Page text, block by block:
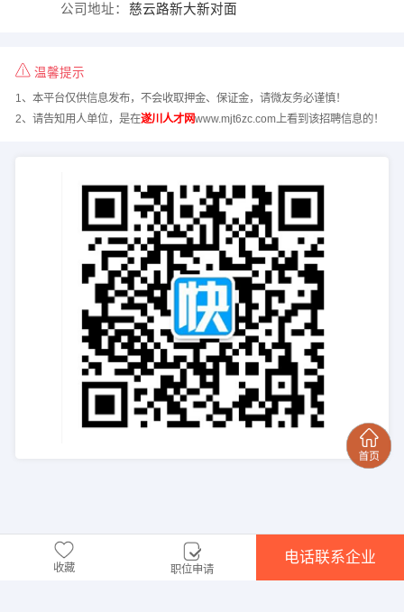
公司地址： 慈云路新大新对面
温馨提示
1、本平台仅供信息发布，不会收取押金、保证金，请微友务必谨慎！
2、请告知用人单位，是在遂川人才网www.mjt6zc.com上看到该招聘信息的！
收藏 职位申请
电话联系企业